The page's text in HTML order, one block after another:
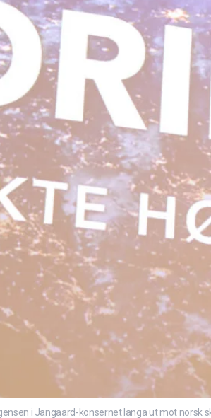
i Jangaard-konsernet langa ut mot norsk